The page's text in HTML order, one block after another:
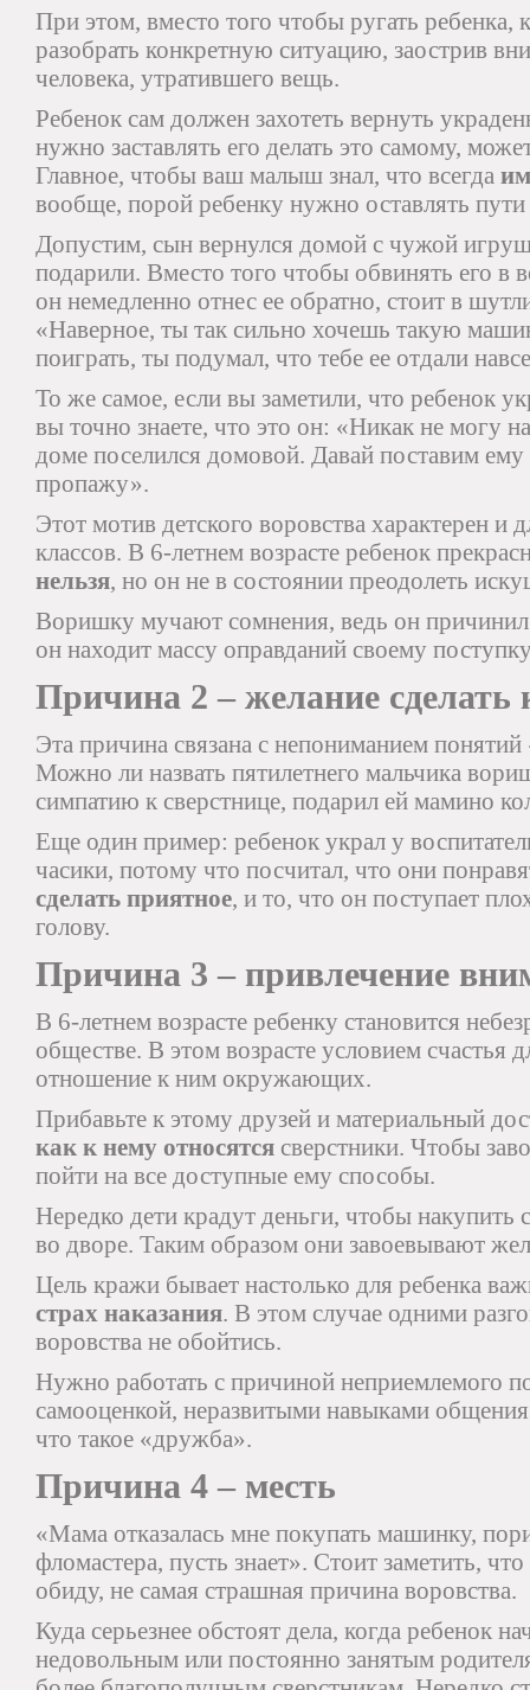
При этом, вместо того чтобы ругать ребенка,
разобрать конкретную ситуацию, заострив
человека, утратившего вещь.
Ребенок сам должен захотеть вернуть
нужно заставлять его делать это самому,
Главное, чтобы ваш малыш знал, что всегда
вообще, порой ребенку нужно оставлять
Допустим, сын вернулся домой с чужой
подарили. Вместо того чтобы обвинять его в
он немедленно отнес ее обратно, стоит в
«Наверное, ты так сильно хочешь такую
поиграть, ты подумал, что тебе ее отдали
То же самое, если вы заметили, что ребенок
вы точно знаете, что это он: «Никак не могу
доме поселился домовой. Давай поставим ему
пропажу».
Этот мотив детского воровства характерен
классов. В 6-летнем возрасте ребенок
нельзя, но он не в состоянии преодолеть
Воришку мучают сомнения, ведь он причинил
он находит массу оправданий своему
Причина 2 – желание сделать
Эта причина связана с непониманием
Можно ли назвать пятилетнего мальчика
симпатию к сверстнице, подарил ей мамино
Еще один пример: ребенок украл у
часики, потому что посчитал, что они
сделать приятное, и то, что он поступает
голову.
Причина 3 – привлечение
В 6-летнем возрасте ребенку становится
обществе. В этом возрасте условием счастья
отношение к ним окружающих.
Прибавьте к этому друзей и материальный
как к нему относятся сверстники. Чтобы
пойти на все доступные ему способы.
Нередко дети крадут деньги, чтобы накупить
во дворе. Таким образом они завоевывают
Цель кражи бывает настолько для ребенка
страх наказания. В этом случае одними
воровства не обойтись.
Нужно работать с причиной неприемлемого
самооценкой, неразвитыми навыками
что такое «дружба».
Причина 4 – месть
«Мама отказалась мне покупать машинку,
фломастера, пусть знает». Стоит заметить,
обиду, не самая страшная причина воровства.
Куда серьезнее обстоят дела, когда ребенок
недовольным или постоянно занятым